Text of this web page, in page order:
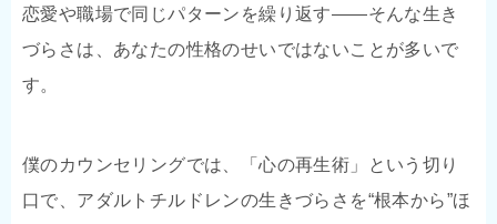
恋愛や職場で同じパターンを繰り返す――そんな生き
づらさは、あなたの性格のせいではないことが多いで
す。
僕のカウンセリングでは、「心の再生術」という切り
口で、アダルトチルドレンの生きづらさを“根本から”ほ